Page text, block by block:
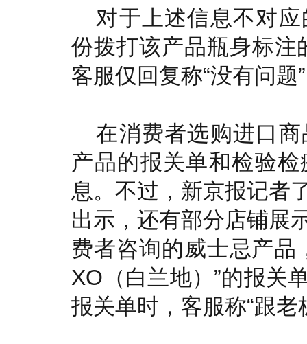
对于上述信息不对
份拨打该产品瓶身标注
客服仅回复称“没有问题
在消费者选购进口
产品的报关单和检验
息。不过，新京报记者
出示，还有部分店铺展
费者咨询的威士忌产品
XO（白兰地）”的报关
报关单时，客服称“跟